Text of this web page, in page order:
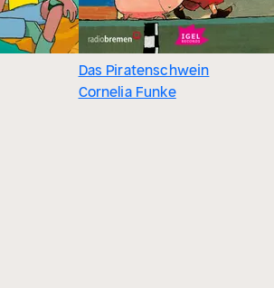
Das Piratenschwein
Cornelia Funke